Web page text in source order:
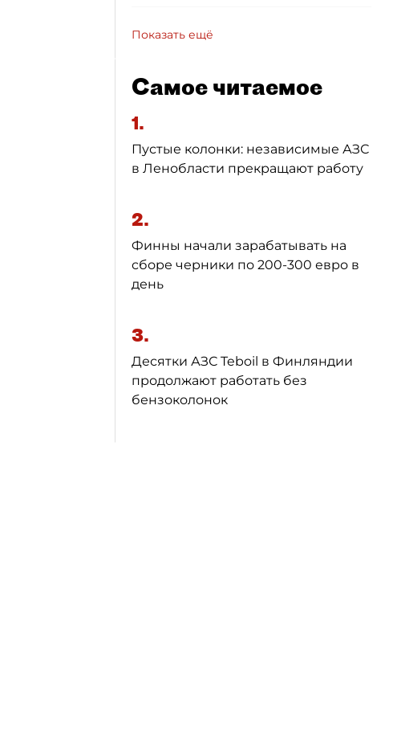
Показать ещё
Самое читаемое
1.
Пустые колонки: независимые АЗС
в Ленобласти прекращают работу
2.
Финны начали зарабатывать на
сборе черники по 200-300 евро в
день
3.
Десятки АЗС Teboil в Финляндии
продолжают работать без
бензоколонок